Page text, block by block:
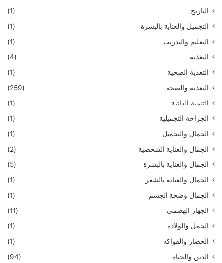
التاريخ
(1)
التجميل والعناية بالبشرة
(1)
التعليم والتدريب
(1)
التغذية
(4)
التغذية الصحية
(1)
التغذية والصحة
(259)
التنمية الذاتية
(1)
الجراحة التجميلية
(1)
الجمال والتجميل
(1)
الجمال والعناية الشخصية
(2)
الجمال والعناية بالبشرة
(5)
الجمال والعناية بالشعر
(1)
الجمال وصحة الجسم
(1)
الجهاز الهضمي
(11)
الحمل والولادة
(1)
الخضار والفواكه
(1)
الدين والحياة
(94)